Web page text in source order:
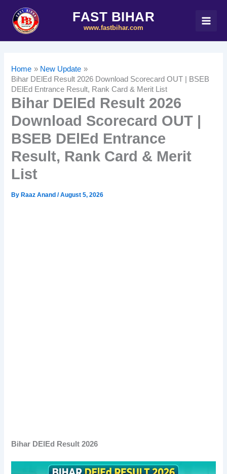
content
FAST BIHAR
www.fastbihar.com
Home
New Update
Bihar DElEd Result 2026 Download Scorecard OUT | BSEB
DElEd Entrance Result, Rank Card & Merit List
Bihar DElEd Result 2026
Download Scorecard OUT |
BSEB DElEd Entrance
Result, Rank Card & Merit
List
By Raaz Anand/August 5, 2026
Bihar DElEd Result 2026